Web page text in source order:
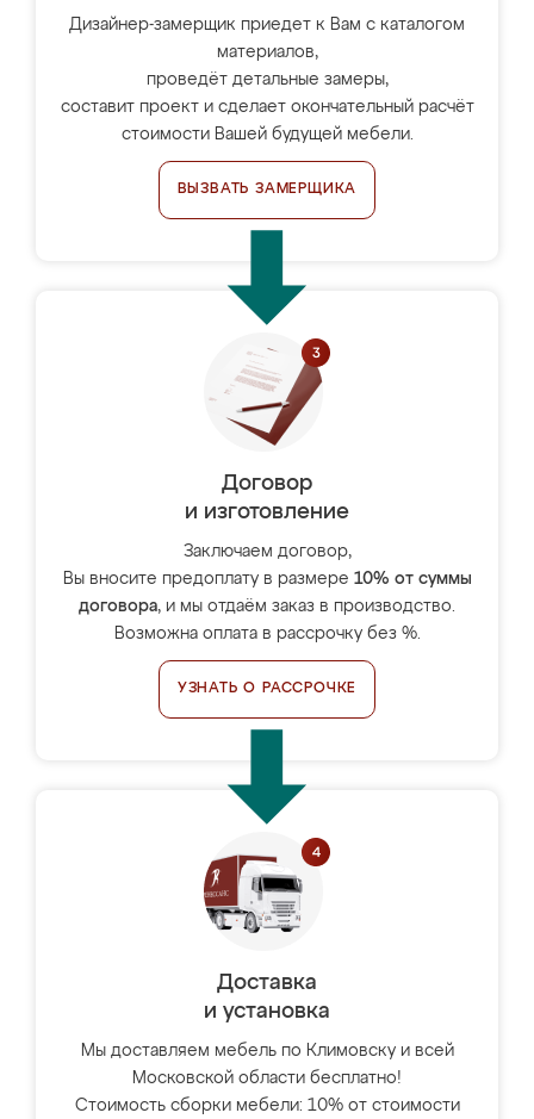
Дизайнер-замерщик приедет к Вам с каталогом
материалов,
проведёт детальные замеры,
составит проект и сделает окончательный расчёт
стоимости Вашей будущей мебели.
ВЫЗВАТЬ ЗАМЕРЩИКА
Договор
и изготовление
Заключаем договор,
Вы вносите предоплату в размере 10% от суммы
договора, и мы отдаём заказ в производство.
Возможна оплата в рассрочку без %.
УЗНАТЬ О РАССРОЧКЕ
Доставка
и установка
Мы доставляем мебель по Климовску и всей
Московской области бесплатно!
Стоимость сборки мебели: 10% от стоимости